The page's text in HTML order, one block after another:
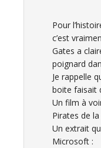
Pour
c’est
Gates a
poignard
Je rappelle
boite faisait
Un film à
Pirates de
Un extrait
Microsoft :